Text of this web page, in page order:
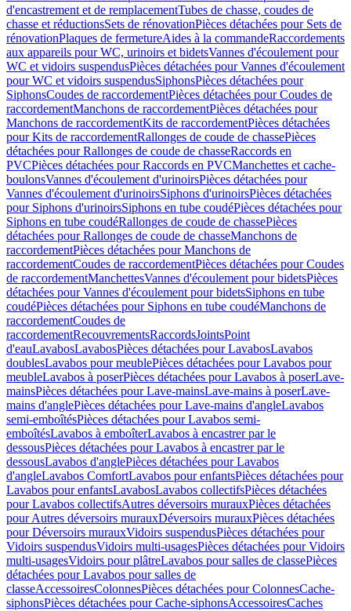
d'encastrement et de remplacementTubes de chasse, coudes de
chasse et réductionsSets de rénovationPièces détachées pour Sets de
rénovationPlaques de fermetureAides à la commandeRaccordements
aux appareils pour WC, urinoirs et bidetsVannes d'écoulement pour
WC et vidoirs suspendusPièces détachées pour Vannes d'écoulement
pour WC et vidoirs suspendusSiphonsPièces détachées pour
SiphonsCoudes de raccordementPièces détachées pour Coudes de
raccordementManchons de raccordementPièces détachées pour
Manchons de raccordementKits de raccordementPièces détachées
pour Kits de raccordementRallonges de coude de chassePièces
détachées pour Rallonges de coude de chasseRaccords en
PVCPièces détachées pour Raccords en PVCManchettes et cache-
boulonsVannes d'écoulement d'urinoirsPièces détachées pour
Vannes d'écoulement d'urinoirsSiphons d'urinoirsPièces détachées
pour Siphons d'urinoirsSiphons en tube coudéPièces détachées pour
Siphons en tube coudéRallonges de coude de chassePièces
détachées pour Rallonges de coude de chasseManchons de
raccordementPièces détachées pour Manchons de
raccordementCoudes de raccordementPièces détachées pour Coudes
de raccordementManchettesVannes d'écoulement pour bidetsPièces
détachées pour Vannes d'écoulement pour bidetsSiphons en tube
coudéPièces détachées pour Siphons en tube coudéManchons de
raccordementCoudes de
raccordementRecouvrementsRaccordsJointsPoint
d'eauLavabosLavabosPièces détachées pour LavabosLavabos
doublesLavabos pour meublePièces détachées pour Lavabos pour
meubleLavabos à poserPièces détachées pour Lavabos à poserLave-
mainsPièces détachées pour Lave-mainsLave-mains à poserLave-
mains d'anglePièces détachées pour Lave-mains d'angleLavabos
semi-emboîtésPièces détachées pour Lavabos semi-
emboîtésLavabos à emboîterLavabos à encastrer par le
dessousPièces détachées pour Lavabos à encastrer par le
dessousLavabos d'anglePièces détachées pour Lavabos
d'angleLavabos ComfortLavabos pour enfantsPièces détachées pour
Lavabos pour enfantsLavabosLavabos collectifsPièces détachées
pour Lavabos collectifsAutres déversoirs murauxPièces détachées
pour Autres déversoirs murauxDéversoirs murauxPièces détachées
pour Déversoirs murauxVidoirs suspendusPièces détachées pour
Vidoirs suspendusVidoirs multi-usagesPièces détachées pour Vidoirs
multi-usagesVidoirs pour plâtreLavabos pour salles de classePièces
détachées pour Lavabos pour salles de
classeAccessoiresColonnesPièces détachées pour ColonnesCache-
siphonsPièces détachées pour Cache-siphonsAccessoiresCaches